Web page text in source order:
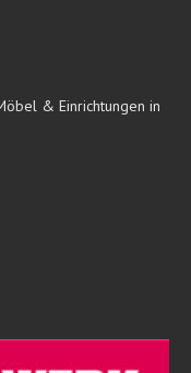
& Einrichtungen in